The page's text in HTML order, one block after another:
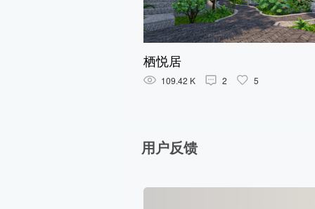
栖悦居
109.42 K 2 5
用户反馈